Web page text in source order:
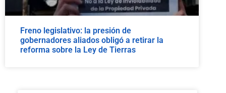
Freno legislativo: la presión de
gobernadores aliados obligó a retirar la
reforma sobre la Ley de Tierras